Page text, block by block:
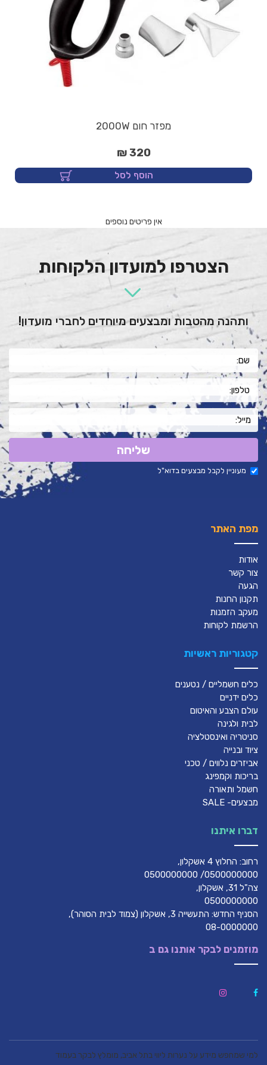
מפזר חום 2000W
320 ₪
הוסף לסל
הצטרפו למועדון הלקוחות
ותהנה מהטבות ומבצעים מיוחדים לחברי מועדון!
שליחה
אודות
צור קשר
הגעה
תקנון החנות
מעקב הזמנות
הרשמת לקוחות
כלים חשמליים / נטענים
כלים ידניים
עולם הצבע והאיטום
לבית ולגינה
סניטריה ואינסטלציה
ציוד ובנייה
אביזרים נלווים / טכני
בריכות וקמפינג
חשמל ותאורה
מבצעים- SALE
רחוב: החלוץ 4 אשקלון,
0500000000/ 0500000000
צה"ל 31, אשקלון,
0500000000
הסניף החדש: התעשייה 3, אשקלון (צמוד לבית הסוהר),
08-0000000
למי שמחפש מידע על נערות ליווי בתל אביב, מומלץ לבקר בעמוד